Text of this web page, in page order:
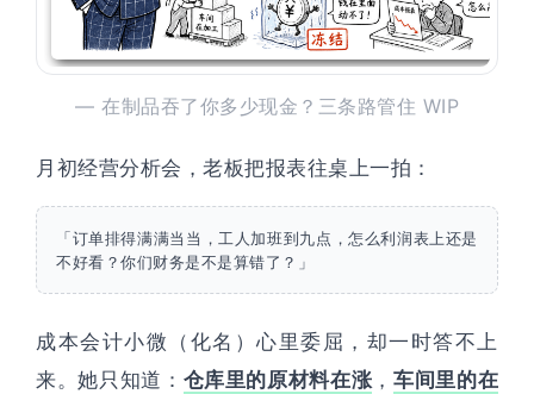
— 在制品吞了你多少现金？三条路管住 WIP
月初经营分析会，老板把报表往桌上一拍：
「订单排得满满当当，工人加班到九点，怎么利润表上还是
不好看？你们财务是不是算错了？」
成本会计小微（化名）心里委屈，却一时答不上
来。她只知道： 仓库里的原材料在涨 ， 车间里的在